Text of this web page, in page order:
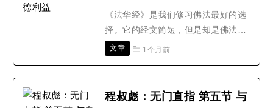
情，对世间各种知识通晓无碍，博学
广闻。第三、具大悲心真实不虚具..
《法华经》是我们修习佛法最好的选
择。它的经文简短，但是却是佛法的
核心，如果能够理解了《法华经》的
人的运气。如果是你运气不好，还总
文章 1个月前
程叔彪：无门直指 第五节 与